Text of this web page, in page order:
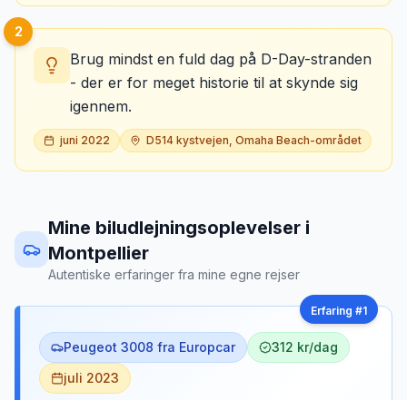
2
Brug mindst en fuld dag på D-Day-stranden
- der er for meget historie til at skynde sig
igennem.
juni 2022 D514 kystvejen, Omaha Beach-området
Mine biludlejningsoplevelser i
Montpellier
Autentiske erfaringer fra mine egne rejser
Erfaring #1
Peugeot 3008 fra Europcar
312 kr/dag
juli 2023